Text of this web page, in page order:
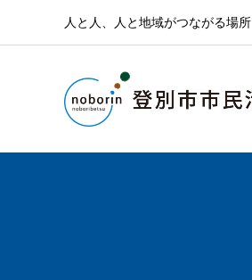
人と人、人と地域がつながる場所